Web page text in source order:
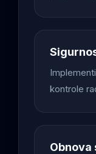
kontrole
Obnova